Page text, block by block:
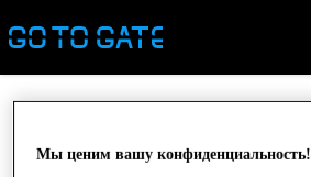
Мы ценим вашу конфиденциальность!